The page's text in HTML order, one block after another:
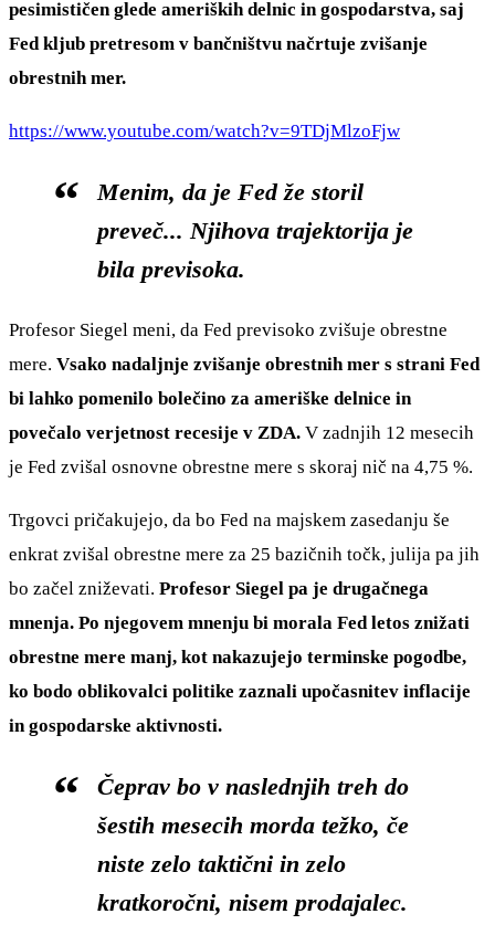
pesimističen glede ameriških delnic in gospodarstva, saj
Fed kljub pretresom v bančništvu načrtuje zvišanje
obrestnih mer.
https://www.youtube.com/watch?v=9TDjMlzoFjw
Menim, da je Fed že storil
preveč... Njihova trajektorija je
bila previsoka.
Profesor Siegel meni, da Fed previsoko zvišuje obrestne
mere. Vsako nadaljnje zvišanje obrestnih mer s strani Fed
bi lahko pomenilo bolečino za ameriške delnice in
povečalo verjetnost recesije v ZDA. V zadnjih 12 mesecih
je Fed zvišal osnovne obrestne mere s skoraj nič na 4,75 %.
Trgovci pričakujejo, da bo Fed na majskem zasedanju še
enkrat zvišal obrestne mere za 25 bazičnih točk, julija pa jih
bo začel zniževati. Profesor Siegel pa je drugačnega
mnenja. Po njegovem mnenju bi morala Fed letos znižati
obrestne mere manj, kot nakazujejo terminske pogodbe,
ko bodo oblikovalci politike zaznali upočasnitev inflacije
in gospodarske aktivnosti.
Čeprav bo v naslednjih treh do
šestih mesecih morda težko, če
niste zelo taktični in zelo
kratkoročni, nisem prodajalec.